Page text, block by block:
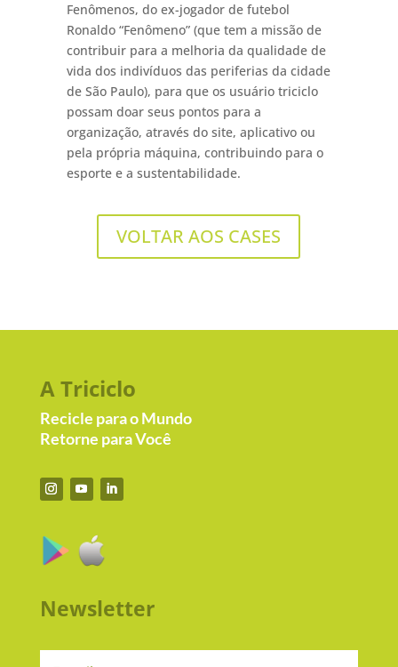
Fenômenos, do ex-jogador de futebol
Ronaldo “Fenômeno” (que tem a missão de
contribuir para a melhoria da qualidade de
vida dos indivíduos das periferias da cidade
de São Paulo), para que os usuário triciclo
possam doar seus pontos para a
organização, através do site, aplicativo ou
pela própria máquina, contribuindo para o
esporte e a sustentabilidade.
VOLTAR AOS CASES
A Triciclo
Recicle para o Mundo
Retorne para Você
Newsletter